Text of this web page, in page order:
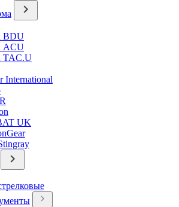
BDU
ACU
TAC.U
International
UK